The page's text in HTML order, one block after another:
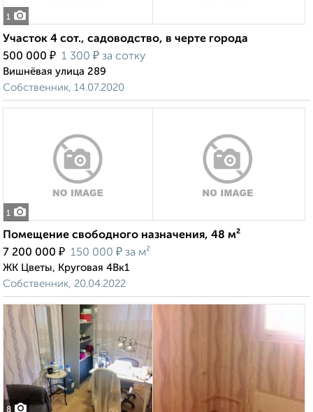
1
Участок 4 сот., садоводство, в черте города
500 000 ₽ 1 300 ₽ за сотку
Вишнёвая улица 289
Собственник, 14.07.2020
1
Помещение свободного назначения, 48 м²
7 200 000 ₽ 150 000 ₽ за м²
ЖК Цветы, Круговая 4Вк1
Собственник, 20.04.2022
8